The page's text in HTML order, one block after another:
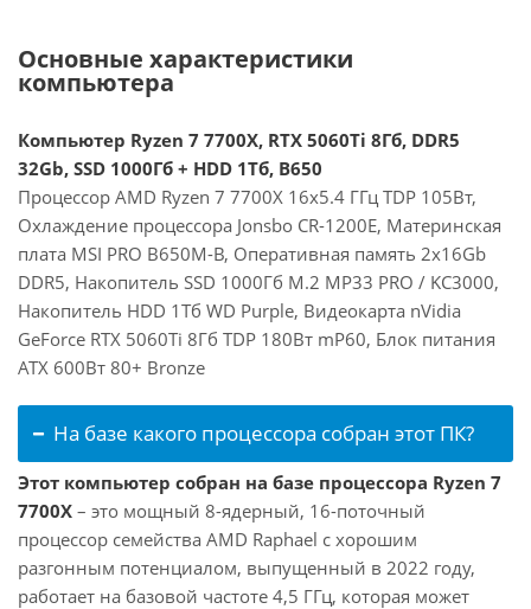
Основные характеристики
компьютера
Компьютер Ryzen 7 7700X, RTX 5060Ti 8Гб, DDR5
32Gb, SSD 1000Гб + HDD 1Тб, B650
Процессор AMD Ryzen 7 7700X 16x5.4 ГГц TDP 105Вт,
Охлаждение процессора Jonsbo CR-1200E, Материнская
плата MSI PRO B650M-B, Оперативная память 2x16Gb
DDR5, Накопитель SSD 1000Гб M.2 MP33 PRO / KC3000,
Накопитель HDD 1Тб WD Purple, Видеокарта nVidia
GeForce RTX 5060Ti 8Гб TDP 180Вт mP60, Блок питания
ATX 600Вт 80+ Bronze
На базе какого процессора собран этот ПК?
Этот компьютер собран на базе процессора Ryzen 7
7700X – это мощный 8-ядерный, 16-поточный
процессор семейства AMD Raphael с хорошим
разгонным потенциалом, выпущенный в 2022 году,
работает на базовой частоте 4,5 ГГц, которая может